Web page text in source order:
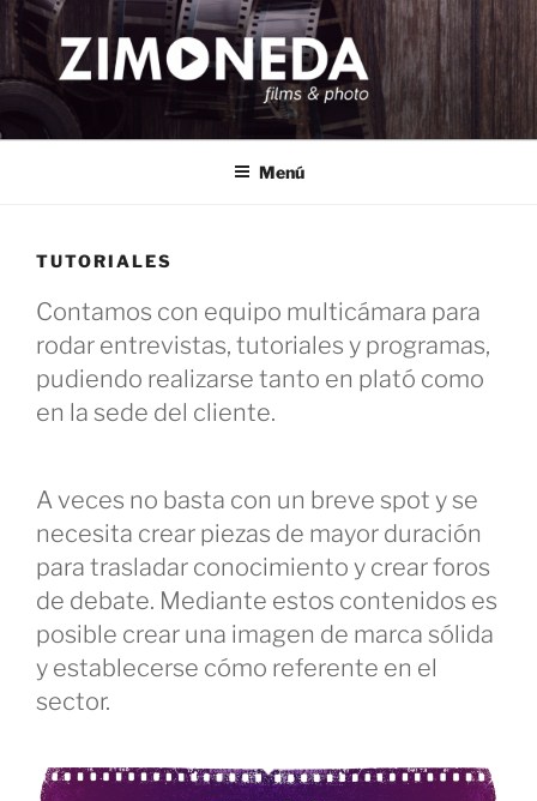
Saltar
contenido
ZIMONEDA
productora audiovisual en Madrid – publicidad corporativos
Menú
TUTORIALES
Contamos con equipo multicámara para
rodar entrevistas, tutoriales y programas,
pudiendo realizarse tanto en plató como
en la sede del cliente.
A veces no basta con un breve spot y se
necesita crear piezas de mayor duración
para trasladar conocimiento y crear foros
de debate. Mediante estos contenidos es
posible crear una imagen de marca sólida
y establecerse cómo referente en el
sector.